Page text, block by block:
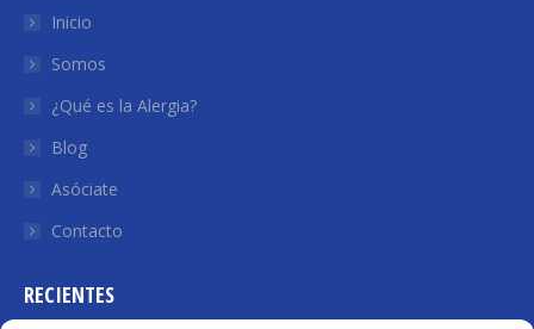
in
in
Inicio
Somos
¿Qué es la Alergia?
Blog
Asóciate
Contacto
RECIENTES